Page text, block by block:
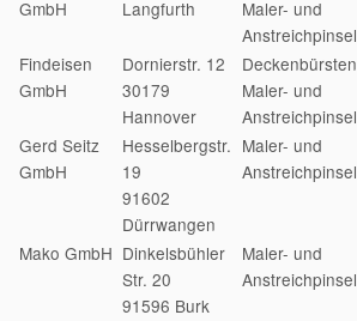
GmbH
Langfurth
Maler- und
Anstreichpinsel
Findeisen
GmbH
Dornierstr. 12
30179
Hannover
Deckenbürsten
Maler- und
Anstreichpinsel
Gerd Seitz
GmbH
Hesselbergstr.
19
91602
Dürrwangen
Maler- und
Anstreichpinsel
Mako GmbH Dinkelsbühler
Str. 20
91596 Burk
Maler- und
Anstreichpinsel